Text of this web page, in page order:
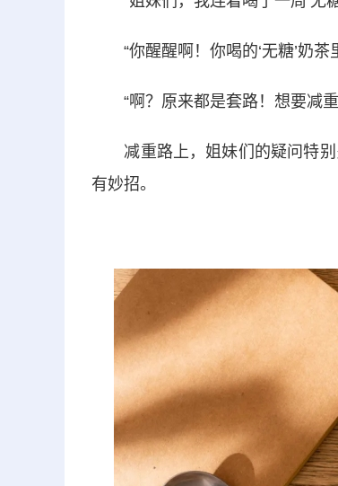
“你醒醒啊！你喝的‘无糖’奶
“啊？原来都是套路！想要减
减重路上，姐妹们的疑问特
有妙招。